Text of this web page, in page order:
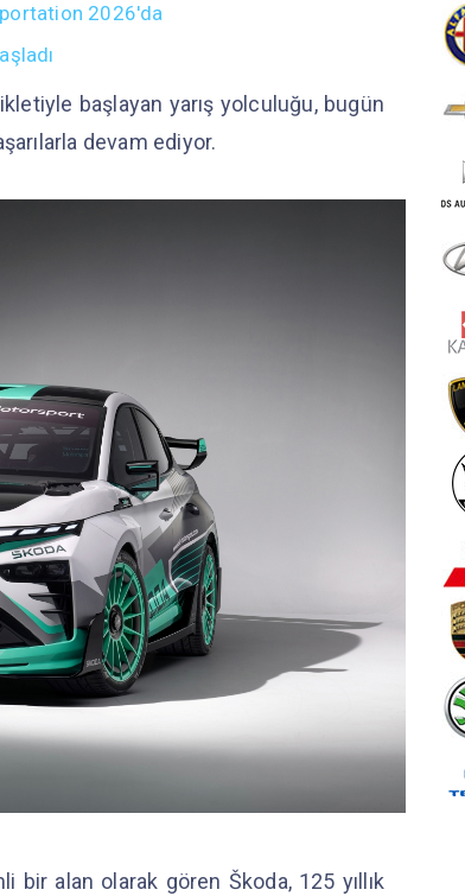
2026'da
başlayan yarış yolculuğu, bugün
devam ediyor.
bir alan olarak gören Škoda, 125 yıllık